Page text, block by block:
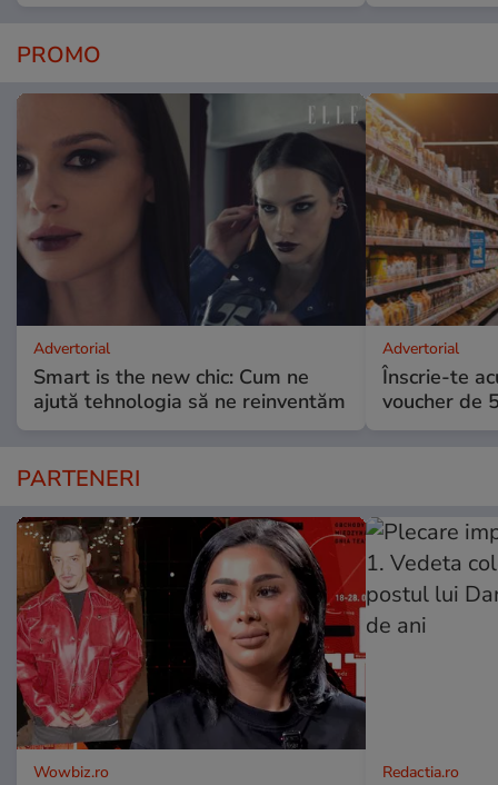
PROMO
Advertorial
Smart is the new chic: Cum ne
ajută tehnologia să ne reinventăm
Advertorial
Înscrie-te
voucher de
PARTENERI
Wowbiz.ro Redactia.ro